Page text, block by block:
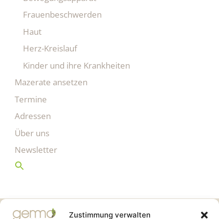
Zustimmung verwalten
Frauenbeschwerden
Haut
Herz-Kreislauf
Kinder und ihre Krankheiten
Mazerate ansetzen
Termine
Adressen
Über uns
Newsletter
Gemmo Community